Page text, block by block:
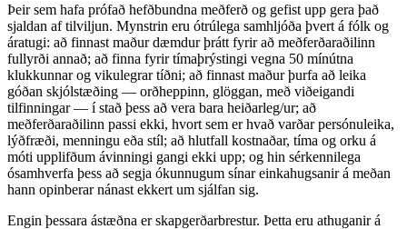
Þeir sem hafa prófað hefðbundna meðferð og gefist upp gera það
sjaldan af tilviljun. Mynstrin eru ótrúlega samhljóða þvert á fólk og
áratugi: að finnast maður dæmdur þrátt fyrir að meðferðaraðilinn
fullyrði annað; að finna fyrir tímaþrýstingi vegna 50 mínútna
klukkunnar og vikulegrar tíðni; að finnast maður þurfa að leika
góðan skjólstæðing — orðheppinn, glöggan, með viðeigandi
tilfinningar — í stað þess að vera bara heiðarleg/ur; að
meðferðaraðilinn passi ekki, hvort sem er hvað varðar persónuleika,
lýðfræði, menningu eða stíl; að hlutfall kostnaðar, tíma og orku á
móti upplifðum ávinningi gangi ekki upp; og hin sérkennilega
ósamhverfa þess að segja ókunnugum sínar einkahugsanir á meðan
hann opinberar nánast ekkert um sjálfan sig.
Engin þessara ástæðna er skapgerðarbrestur. Þetta eru athuganir á